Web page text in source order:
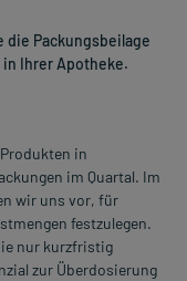
die Packungsbeilage
Ihrer Apotheke.
in
im Quartal. Im
wir uns vor, für
festzulegen.
nur kurzfristig
zur Überdosierung